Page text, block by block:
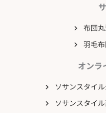
布団
羽毛
オンラ
ソサンスタイ
ソサンスタイ